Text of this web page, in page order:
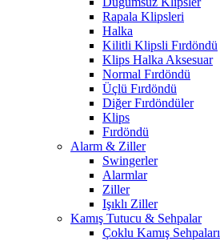
Rapala Klipsleri
Halka
Kilitli Klipsli Fırdöndü
Klips Halka Aksesuar
Normal Fırdöndü
Üçlü Fırdöndü
Diğer Fırdöndüler
Klips
Fırdöndü
Alarm & Ziller
Swingerler
Alarmlar
Ziller
Işıklı Ziller
Kamış Tutucu & Sehpalar
Çoklu Kamış Sehpaları